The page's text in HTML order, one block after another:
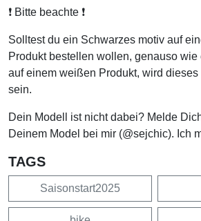
❗️ Bitte beachte ❗️
Solltest du ein Schwarzes motiv auf
Produkt bestellen wollen, genauso
auf einem weißen Produkt, wird dieses
sein.
Dein Modell ist nicht dabei? Melde
Deinem Model bei mir (@sejchic). Ich
TAGS
Saisonstart2025